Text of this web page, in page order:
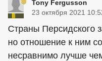
Tony Fergusson
23 октября 2021
Страны Персидского
но отношение к ним
несравнимо лучше